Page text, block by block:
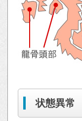
状態異常